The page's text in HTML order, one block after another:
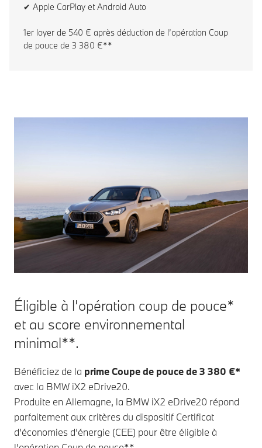
✔ Apple CarPlay et Android Auto
1er loyer de 540 € après déduction de l’opération Coup
de pouce de 3 380 €**
Éligible à l’opération coup de pouce*
et au score environnemental
minimal**.
Bénéficiez de la prime Coupe de pouce de 3 380 €*
avec la BMW iX2 eDrive20.
Produite en Allemagne, la BMW iX2 eDrive20 répond
parfaitement aux critères du dispositif Certificat
d’économies d’énergie (CEE) pour être éligible à